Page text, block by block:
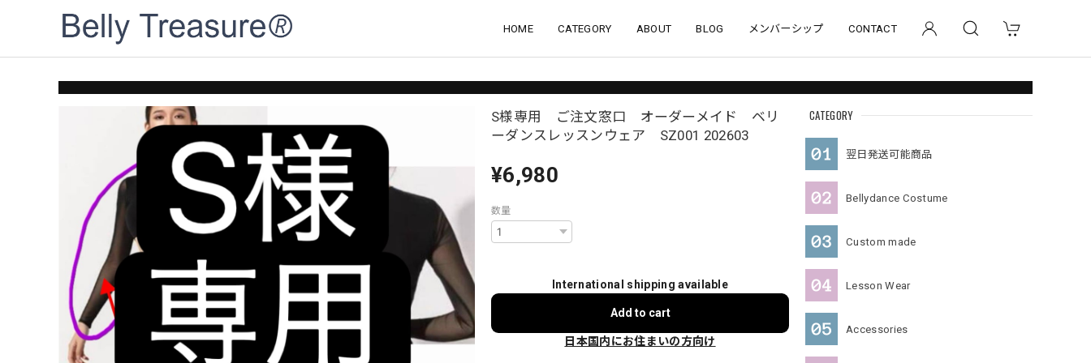
HOME CATEGORY ABOUT BLOG メンバーシップ CONTACT
CATEGORY
翌日発送可能商品
Bellydance Costume
Custom made
Lesson Wear
Accessories
S様専用 ご注文窓口 オーダーメイド ベリ
ーダンスレッスンウェア SZ001 202603
¥6,980
数量
International shipping available
Add to cart
日本国内にお住まいの方向け